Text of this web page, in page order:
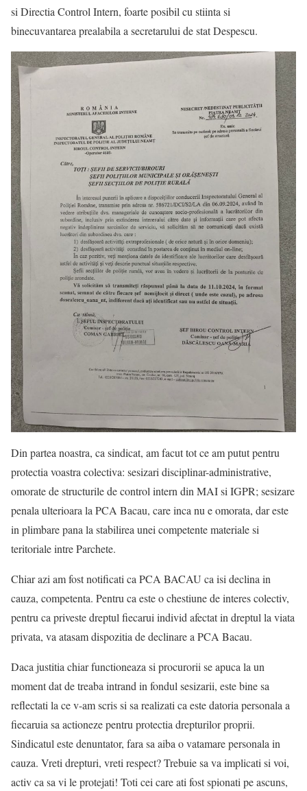
si Directia Control Intern, foarte posibil cu stiinta si
binecuvantarea prealabila a secretarului de stat Despescu.
Din partea noastra, ca sindicat, am facut tot ce am putut pentru
protectia voastra colectiva: sesizari disciplinar-administrative,
omorate de structurile de control intern din MAI si IGPR; sesizare
penala ulterioara la PCA Bacau, care inca nu e omorata, dar este
in plimbare pana la stabilirea unei competente materiale si
teritoriale intre Parchete.
Chiar azi am fost notificati ca PCA BACAU ca isi declina in
cauza, competenta. Pentru ca este o chestiune de interes colectiv,
pentru ca priveste dreptul fiecarui individ afectat in dreptul la viata
privata, va atasam dispozitia de declinare a PCA Bacau.
Daca justitia chiar functioneaza si procurorii se apuca la un
moment dat de treaba intrand in fondul sesizarii, este bine sa
reflectati la ce v-am scris si sa realizati ca este datoria personala a
fiecaruia sa actioneze pentru protectia drepturilor proprii.
Sindicatul este denuntator, fara sa aiba o vatamare personala in
cauza. Vreti drepturi, vreti respect? Trebuie sa va implicati si voi,
activ ca sa vi le protejati! Toti cei care ati fost spionati pe ascuns,